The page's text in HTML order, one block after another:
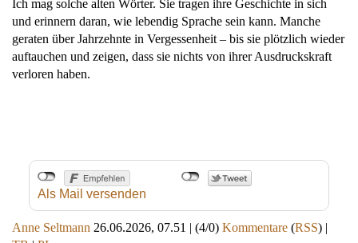
Ich mag solche alten Wörter. Sie tragen ihre Geschichte in sich
und erinnern daran, wie lebendig Sprache sein kann. Manche
geraten über Jahrzehnte in Vergessenheit – bis sie plötzlich wieder
auftauchen und zeigen, dass sie nichts von ihrer Ausdruckskraft
verloren haben.
Als Mail versenden
Anne Seltmann 26.06.2026, 07.51 | (4/0) Kommentare (RSS) |